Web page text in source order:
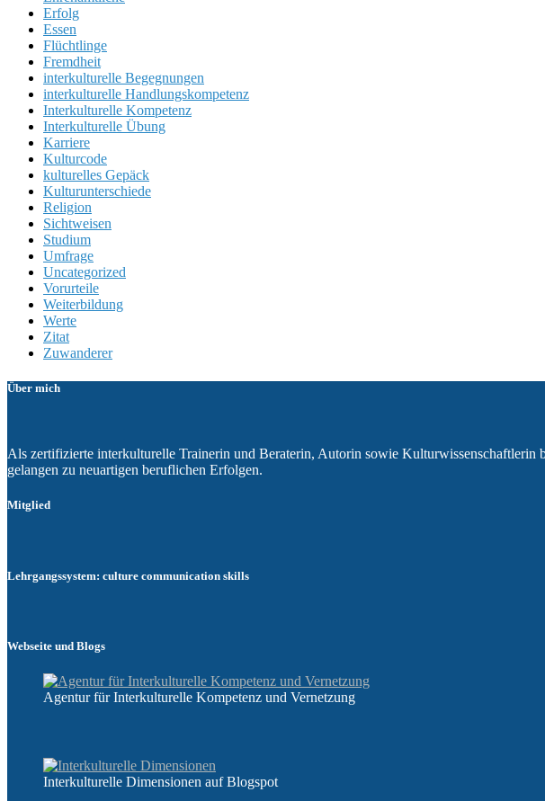
Erfolg
Essen
Flüchtlinge
Fremdheit
interkulturelle Begegnungen
interkulturelle Handlungskompetenz
Interkulturelle Kompetenz
Interkulturelle Übung
Karriere
Kulturcode
kulturelles Gepäck
Kulturunterschiede
Religion
Sichtweisen
Studium
Umfrage
Uncategorized
Vorurteile
Weiterbildung
Werte
Zitat
Zuwanderer
Über mich
Als zertifizierte interkulturelle Trainerin und Beraterin, Autorin sowie
gelangen zu neuartigen beruflichen Erfolgen.
Mitglied
Lehrgangssystem: culture communication skills
Webseite und Blogs
Agentur für Interkulturelle Kompetenz und Vernetzung
Interkulturelle Dimensionen auf Blogspot